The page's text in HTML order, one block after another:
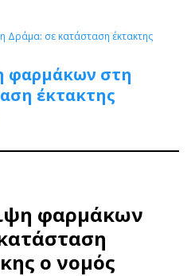
Δράμα: σε κατάσταση έκτακτης
φαρμάκων στη
έκτακτης
φαρμάκων
ο νομός